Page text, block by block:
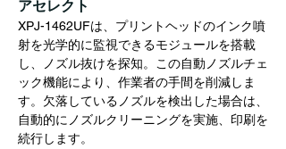
アセレクト
XPJ-1462UFは、プリントヘッドのインク噴
射を光学的に監視できるモジュールを搭載
し、ノズル抜けを探知。この自動ノズルチェ
ック機能により、作業者の手間を削減しま
す。欠落しているノズルを検出した場合は、
自動的にノズルクリーニングを実施、印刷を
続行します。